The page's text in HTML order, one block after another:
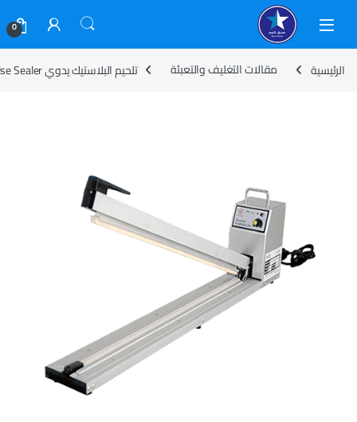
Skip to navigation
Skip to content
0
الرئيسية مقالات التغليف والتعبئة تلحيم البلاستيك يدوي FS Impulse Sealer: الدليل الكامل للاختيار والاستخدام